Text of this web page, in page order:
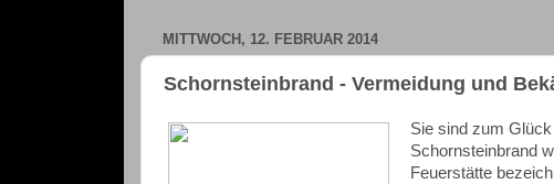
MITTWOCH, 12. FEBRUAR 2014
Schornsteinbrand - Vermeidung und
Sie sind zum
Schornsteinbrand
Feuerstätte